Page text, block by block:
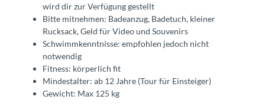
wird dir zur Verfügung gestellt
Bitte mitnehmen: Badeanzug, Badetuch, kleiner
Rucksack, Geld für Video und Souvenirs
Schwimmkenntnisse: empfohlen jedoch nicht
notwendig
Fitness: körperlich fit
Mindestalter: ab 12 Jahre (Tour für Einsteiger)
Gewicht: Max 125 kg